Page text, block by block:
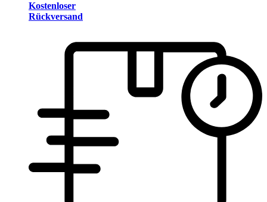
Kostenloser
Rückversand